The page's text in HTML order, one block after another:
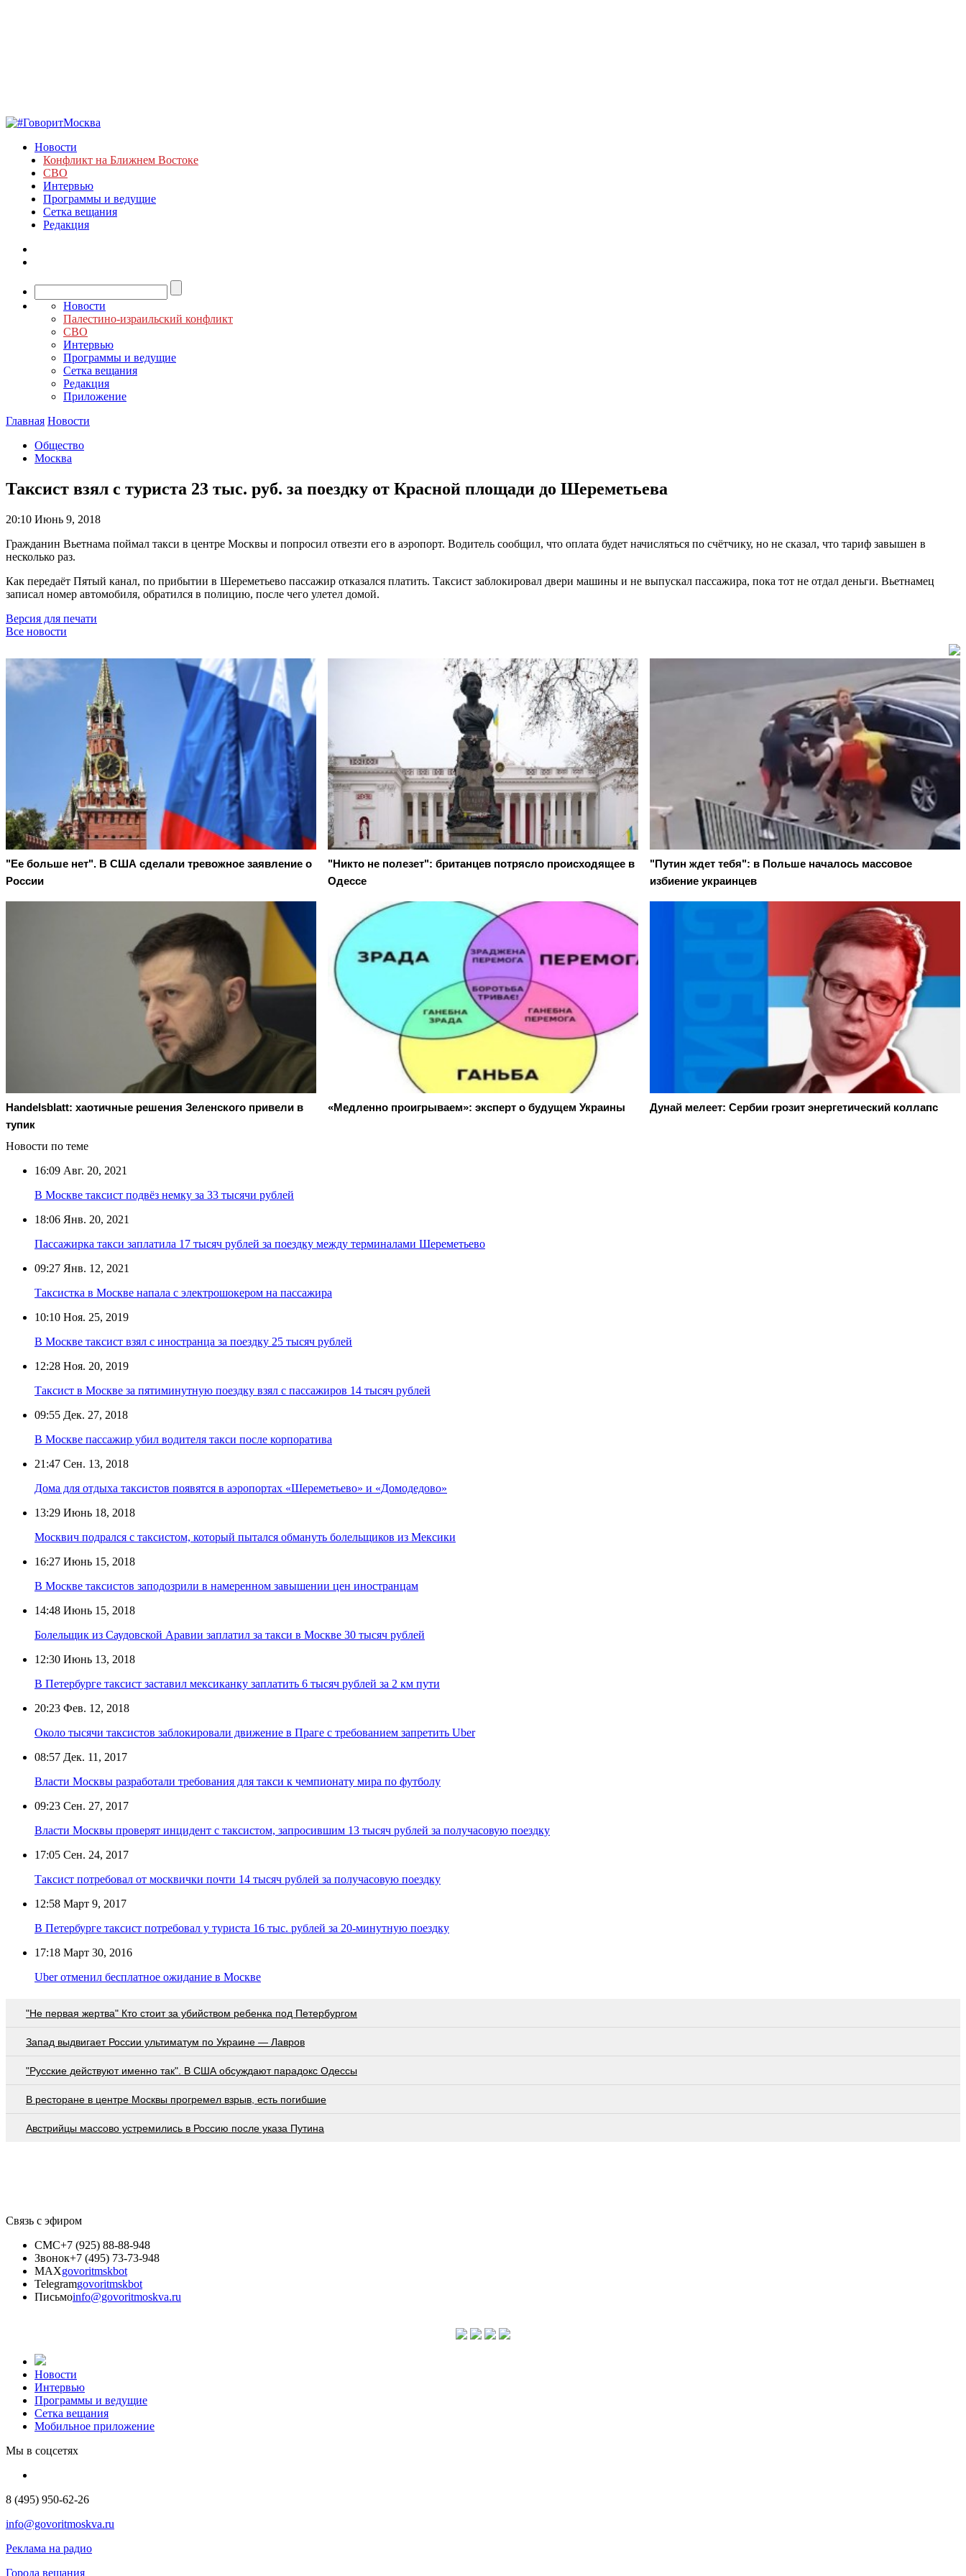
Новости
Конфликт на Ближнем Востоке
СВО
Интервью
Программы и ведущие
Сетка вещания
Редакция
Новости
Палестино-израильский конфликт
СВО
Интервью
Программы и ведущие
Сетка вещания
Редакция
Приложение
Главная Новости
Общество
Москва
Таксист взял с туриста 23 тыс. руб. за поездку от Красной площади до Шереметьева
20:10 Июнь 9, 2018
Гражданин Вьетнама поймал такси в центре Москвы и попросил отвезти его в аэропорт. Водитель сообщил, что оплата будет начисляться по счётчику, но не сказал, что тариф завышен в
несколько раз.
Как передаёт Пятый канал, по прибытии в Шереметьево пассажир отказался платить. Таксист заблокировал двери машины и не выпускал пассажира, пока тот не отдал деньги. Вьетнамец
записал номер автомобиля, обратился в полицию, после чего улетел домой.
Версия для печати
Все новости
"Ее больше нет". В США сделали тревожное заявление о
России
"Никто не полезет": британцев потрясло происходящее в
Одессе
"Путин ждет тебя": в Польше началось массовое
избиение украинцев
Handelsblatt: хаотичные решения Зеленского привели в
тупик
«Медленно проигрываем»: эксперт о будущем Украины Дунай мелеет: Сербии грозит энергетический коллапс
Новости по теме
16:09 Авг. 20, 2021
В Москве таксист подвёз немку за 33 тысячи рублей
18:06 Янв. 20, 2021
Пассажирка такси заплатила 17 тысяч рублей за поездку между терминалами Шереметьево
09:27 Янв. 12, 2021
Таксистка в Москве напала с электрошокером на пассажира
10:10 Ноя. 25, 2019
В Москве таксист взял с иностранца за поездку 25 тысяч рублей
12:28 Ноя. 20, 2019
Таксист в Москве за пятиминутную поездку взял с пассажиров 14 тысяч рублей
09:55 Дек. 27, 2018
В Москве пассажир убил водителя такси после корпоратива
21:47 Сен. 13, 2018
Дома для отдыха таксистов появятся в аэропортах «Шереметьево» и «Домодедово»
13:29 Июнь 18, 2018
Москвич подрался с таксистом, который пытался обмануть болельщиков из Мексики
16:27 Июнь 15, 2018
В Москве таксистов заподозрили в намеренном завышении цен иностранцам
14:48 Июнь 15, 2018
Болельщик из Саудовской Аравии заплатил за такси в Москве 30 тысяч рублей
12:30 Июнь 13, 2018
В Петербурге таксист заставил мексиканку заплатить 6 тысяч рублей за 2 км пути
20:23 Фев. 12, 2018
Около тысячи таксистов заблокировали движение в Праге с требованием запретить Uber
08:57 Дек. 11, 2017
Власти Москвы разработали требования для такси к чемпионату мира по футболу
09:23 Сен. 27, 2017
Власти Москвы проверят инцидент с таксистом, запросившим 13 тысяч рублей за получасовую поездку
17:05 Сен. 24, 2017
Таксист потребовал от москвички почти 14 тысяч рублей за получасовую поездку
12:58 Март 9, 2017
В Петербурге таксист потребовал у туриста 16 тыс. рублей за 20-минутную поездку
17:18 Март 30, 2016
Uber отменил бесплатное ожидание в Москве
"Не первая жертва" Кто стоит за убийством ребенка под Петербургом
Запад выдвигает России ультиматум по Украине — Лавров
"Русские действуют именно так". В США обсуждают парадокс Одессы
В ресторане в центре Москвы прогремел взрыв, есть погибшие
Австрийцы массово устремились в Россию после указа Путина
Связь с эфиром
СМС+7 (925) 88-88-948
Звонок+7 (495) 73-73-948
MAXgovoritmskbot
Telegramgovoritmskbot
Письмоinfo@govoritmoskva.ru
Новости
Интервью
Программы и ведущие
Сетка вещания
Мобильное приложение
Мы в соцсетях
8 (495) 950-62-26
info@govoritmoskva.ru
Реклама на радио
Города вещания